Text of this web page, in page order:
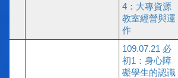
4：大專資源
教室經營與運
作
109.07.21 必
初1：身心障
礙學生的認識